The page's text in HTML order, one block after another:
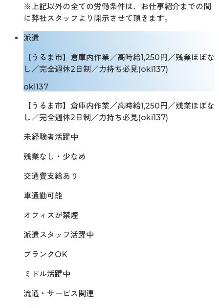
※上記以外の全ての労働条件は、お仕事紹介までの間
に弊社スタッフより開示させて頂きます。
派遣
【うるま市】倉庫内作業／高時給1,250円／残業ほぼな
し／完全週休2日制／力持ち必見(oki137)
oki137
【うるま市】倉庫内作業／高時給1,250円／残業ほぼな
し／完全週休2日制／力持ち必見(oki137)
未経験者活躍中
残業なし・少なめ
交通費支給あり
車通勤可能
オフィスが禁煙
派遣スタッフ活躍中
ブランクOK
ミドル活躍中
流通・サービス関連